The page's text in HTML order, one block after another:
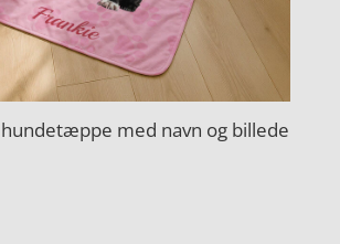
med navn og billede